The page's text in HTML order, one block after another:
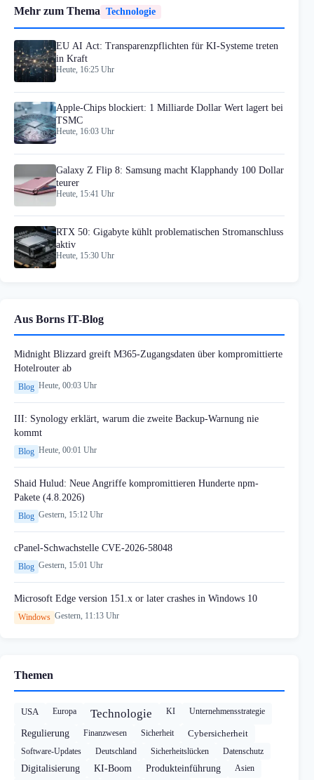
Mehr zum Thema Technologie
EU AI Act: Transparenzpflichten für KI-Systeme treten
in Kraft
Heute, 16:25 Uhr
Apple-Chips blockiert: 1 Milliarde Dollar Wert lagert bei
TSMC
Heute, 16:03 Uhr
Galaxy Z Flip 8: Samsung macht Klapphandy 100 Dollar
teurer
Heute, 15:41 Uhr
RTX 50: Gigabyte kühlt problematischen Stromanschluss
aktiv
Heute, 15:30 Uhr
Aus Borns IT-Blog
Midnight Blizzard greift M365-Zugangsdaten über kompromittierte
Hotelrouter ab
Blog Heute, 00:03 Uhr
III: Synology erklärt, warum die zweite Backup-Warnung nie
kommt
Blog Heute, 00:01 Uhr
Shaid Hulud: Neue Angriffe kompromittieren Hunderte npm-
Pakete (4.8.2026)
Blog Gestern, 15:12 Uhr
cPanel-Schwachstelle CVE-2026-58048
Blog Gestern, 15:01 Uhr
Microsoft Edge version 151.x or later crashes in Windows 10
Windows Gestern, 11:13 Uhr
Themen
USA Europa Technologie KI Unternehmensstrategie
Regulierung Finanzwesen Sicherheit Cybersicherheit
Software-Updates Deutschland Sicherheitslücken Datenschutz
Digitalisierung KI-Boom Produkteinführung Asien